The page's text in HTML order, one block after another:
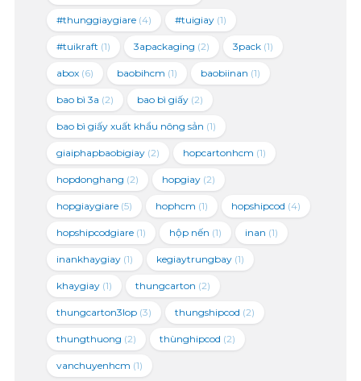
#thunggiaygiare(4) #tuigiay(1)
#tuikraft (1) 3apackaging (2) 3pack(1)
abox(6) baobihcm (1) baobiinan (1)
bao bì 3a (2) bao bì giấy(2)
bao bì giấy xuất khẩu nông sản (1)
giaiphapbaobigiay(2) hopcartonhcm (1)
hopdonghang (2) hopgiay(2)
hopgiaygiare(5) hophcm (1) hopshipcod (4)
hopshipcodgiare(1) hộp nến (1) inan (1)
inankhaygiay(1) kegiaytrungbay(1)
khaygiay(1) thungcarton (2)
thungcarton3lop(3) thungshipcod (2)
thungthuong (2) thùnghipcod (2)
vanchuyenhcm (1)